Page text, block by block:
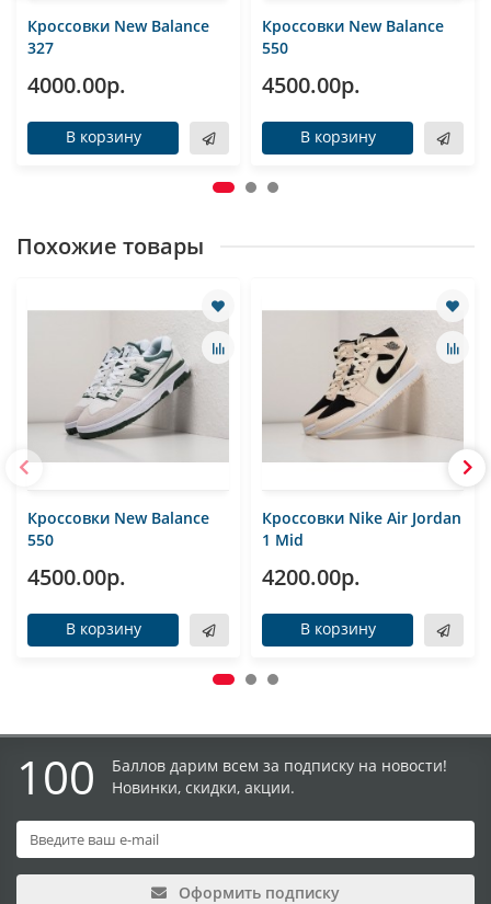
Кроссовки New Balance
327
4000.00р.
В корзину
Кроссовки New Balance
550
4500.00р.
В корзину
Похожие товары
Кроссовки New Balance
550
4500.00р.
В корзину
Кроссовки Nike Air Jordan
1 Mid
4200.00р.
В корзину
100
Баллов дарим всем за подписку на новости!
Новинки, скидки, акции.
Оформить подписку